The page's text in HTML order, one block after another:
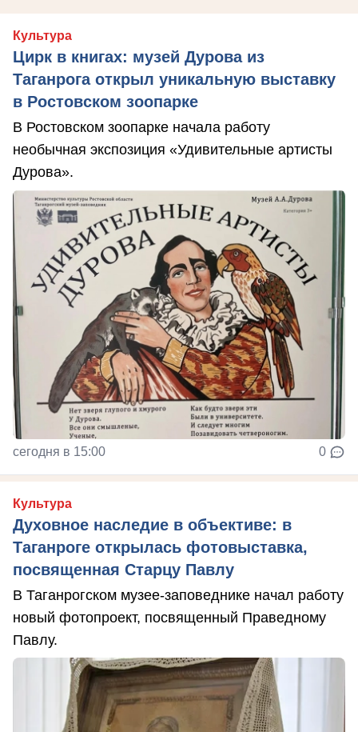
Культура
Цирк в книгах: музей Дурова из
Таганрога открыл уникальную выставку
в Ростовском зоопарке
В Ростовском зоопарке начала работу
необычная экспозиция «Удивительные артисты
Дурова».
сегодня в 15:00 0
Культура
Духовное наследие в объективе: в
Таганроге открылась фотовыставка,
посвященная Старцу Павлу
В Таганрогском музее-заповеднике начал работу
новый фотопроект, посвященный Праведному
Павлу.